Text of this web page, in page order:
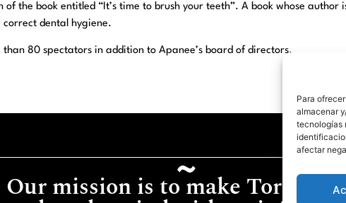
Para
almacenar
tecnologías
afectar
of the book entitled “It’s time to brush your teeth”. A book whose author
dental hygiene.
80 spectators in addition to Apanee’s board of directors.
Our mission is to make